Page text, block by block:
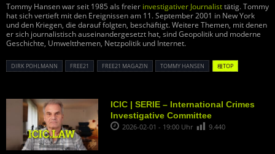
Tommy Hansen war seit 1985 als freier investigativer Journalisttätig. Tommy
hat sich vertieft mit den Ereignissen am 11. September 2001 in New York
und den Kriegen, die darauf folgten, beschäftigt. Weitere Themen, mit denen
er sich journalistisch auseinandergesetzt hat, sind Geopolitik und moderne
Geschichte, Umweltthemen, Netzpolitik und Internet.
DIRK POHLMANN FREE21 FREE21 MAGAZIN TOMMY HANSEN 種TOP
ICIC | SERIE – International Crimes
Investigative Committee
2026-02-01 - 19:00 Uhr 9.440